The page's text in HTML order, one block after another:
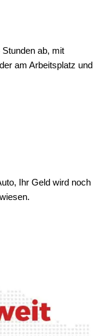
ab, mit
am Arbeitsplatz und
Ihr Geld wird noch